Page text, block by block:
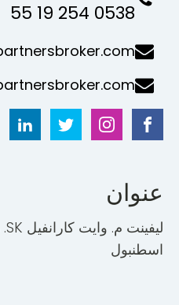
0538 254 19 55
عنوان
اسطنبول